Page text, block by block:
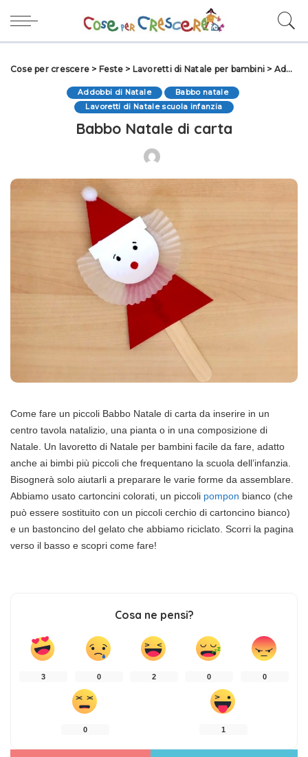
Cose per crescere > Feste > Lavoretti di Natale per bambini > Addobbi di Natale
Addobbi di Natale
Babbo natale
Lavoretti di Natale scuola infanzia
Babbo Natale di carta
Come fare un piccoli Babbo Natale di carta da inserire in un
centro tavola natalizio, una pianta o in una composizione di
Natale. Un lavoretto di Natale per bambini facile da fare, adatto
anche ai bimbi più piccoli che frequentano la scuola dell’infanzia.
Bisognerà solo aiutarli a preparare le varie forme da assemblare.
Abbiamo usato cartoncini colorati, un piccoli pompon bianco (che
può essere sostituito con un piccoli cerchio di cartoncino bianco)
e un bastoncino del gelato che abbiamo riciclato. Scorri la pagina
verso il basso e scopri come fare!
Cosa ne pensi?
3 0 2 0 0
0 1